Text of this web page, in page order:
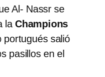
Al- Nassr se
laChampions
portugués salió
pasillos en el